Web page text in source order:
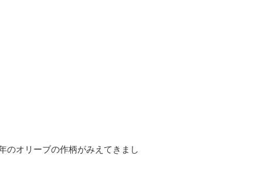
のオリーブの作柄がみえてきまし